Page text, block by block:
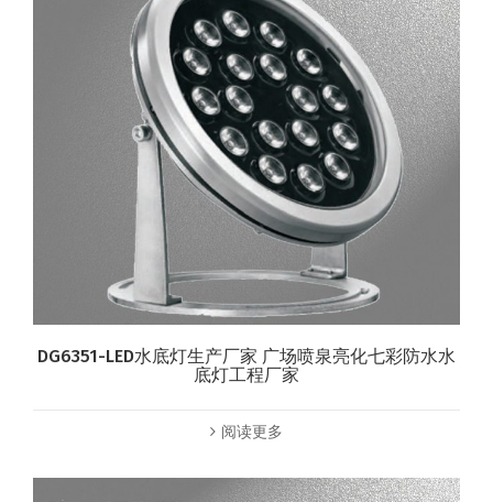
DG6351-LED水底灯生产厂家 广场喷泉亮化七彩防水水
底灯工程厂家
阅读更多